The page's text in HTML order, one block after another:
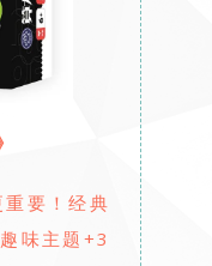
重要！经典
味主题+3